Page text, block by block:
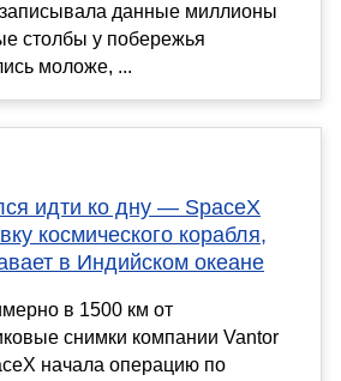
данные миллионы
столбы у побережья
моложе, ...
идти ко дну — SpaceX
космического корабля,
в Индийском океане
в 1500 км от
снимки компании Vantor
начала операцию по